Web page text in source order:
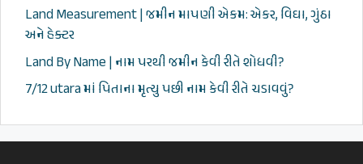
Land Measurement | જમીન માપણી એકમ: એકર, વિઘા, ગુંઠા
અને હેક્ટર
Land By Name | નામ પરથી જમીન કેવી રીતે શોધવી?
7/12 utara માં પિતાના મૃત્યુ પછી નામ કેવી રીતે ચડાવવું?